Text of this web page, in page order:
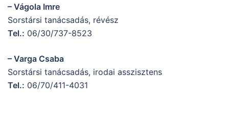
– Vágola Imre
Sorstársi tanácsadás, révész
Tel.: 06/30/737-8523
– Varga Csaba
Sorstársi tanácsadás, irodai asszisztens
Tel.: 06/70/411-4031